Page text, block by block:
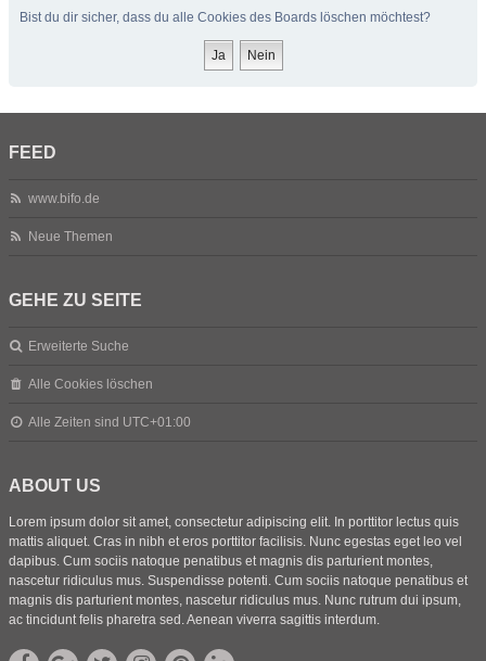
Bist du dir sicher, dass du alle Cookies des Boards löschen möchtest?
FEED
www.bifo.de
Neue Themen
GEHE ZU SEITE
Erweiterte Suche
Alle Cookies löschen
Alle Zeiten sind UTC+01:00
ABOUT US
Lorem ipsum dolor sit amet, consectetur adipiscing elit. In porttitor lectus quis
mattis aliquet. Cras in nibh et eros porttitor facilisis. Nunc egestas eget leo vel
dapibus. Cum sociis natoque penatibus et magnis dis parturient montes,
nascetur ridiculus mus. Suspendisse potenti. Cum sociis natoque penatibus et
magnis dis parturient montes, nascetur ridiculus mus. Nunc rutrum dui ipsum,
ac tincidunt felis pharetra sed. Aenean viverra sagittis interdum.